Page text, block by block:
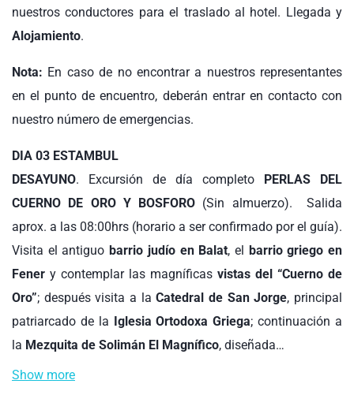
nuestros conductores para el traslado al hotel. Llegada y
Alojamiento.
Nota: En caso de no encontrar a nuestros representantes
en el punto de encuentro, deberán entrar en contacto con
nuestro número de emergencias.
DIA 03 ESTAMBUL
DESAYUNO. Excursión de día completo PERLAS DEL
CUERNO DE ORO Y BOSFORO (Sin almuerzo). Salida
aprox. a las 08:00hrs (horario a ser confirmado por el guía).
Visita el antiguobarrio judío en Balat, el barrio griego en
Fener y contemplar las magníficas vistas del “Cuerno de
Oro”; después visita a laCatedral de San Jorge, principal
patriarcado de la Iglesia Ortodoxa Griega; continuación a
la Mezquita de Solimán El Magnífico, diseñada…
Show more